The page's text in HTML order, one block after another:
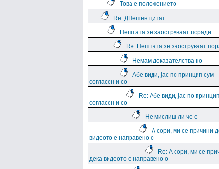
Това е положението
Re: ДНешен цитат....
Нештата зе заоструваат поради
Re: Нештата зе заоструваат
Немам доказателства но
Абе види, јас по принцип сум
согласен и со
Re: Абе види, јас по
согласен и со
Не мислиш ли че е
А сори, ми се причини
видеото е направено о
Re: А сори, ми се
дека видеото е направено о